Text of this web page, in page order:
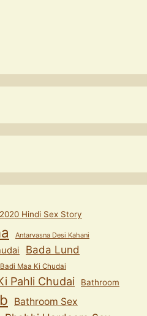
2020 Hindi Sex Story
Antarvasna Desi Kahani
Bada Lund
Badi Maa Ki Chudai
Pahli Chudai Bathroom
Bathroom Sex